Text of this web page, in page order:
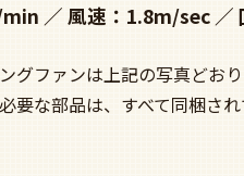
風速：1.8m/sec
グファンは上記の写真どおり
要な部品は、すべて同梱され